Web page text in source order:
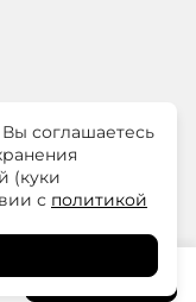
В корзину
одежда для
соглашаетесь
(куки
с политикой